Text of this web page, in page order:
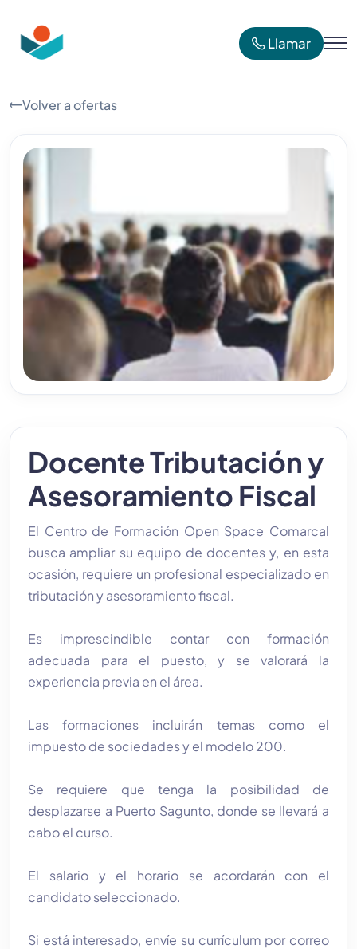
Llamar
Volver a ofertas
Docente Tributación y
Asesoramiento Fiscal
El Centro de Formación Open Space Comarcal
busca ampliar su equipo de docentes y, en esta
ocasión, requiere un profesional especializado en
tributación y asesoramiento fiscal.
Es imprescindible contar con formación
adecuada para el puesto, y se valorará la
experiencia previa en el área.
Las formaciones incluirán temas como el
impuesto de sociedades y el modelo 200.
Se requiere que tenga la posibilidad de
desplazarse a Puerto Sagunto, donde se llevará a
cabo el curso.
El salario y el horario se acordarán con el
candidato seleccionado.
Si está interesado, envíe su currículum por correo